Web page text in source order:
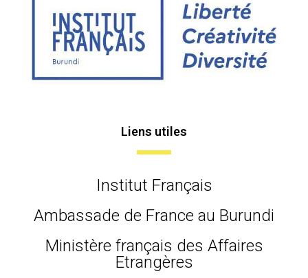
Liens utiles
Institut Français
Ambassade de France au Burundi
Ministère français des Affaires
Etrangères